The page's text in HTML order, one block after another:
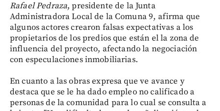
Rafael Pedraza, presidente de la Junta
Administradora Local de la Comuna 9, afirma que
algunos actores crearon falsas expectativas a los
propietarios de los predios que están el la zona de
influencia del proyecto, afectando la negociación
con especulaciones inmobiliarias.
En cuanto a las obras expresa que ve avance y
destaca que se le ha dado empleo no calificado a
personas de la comunidad para lo cual se consulta a